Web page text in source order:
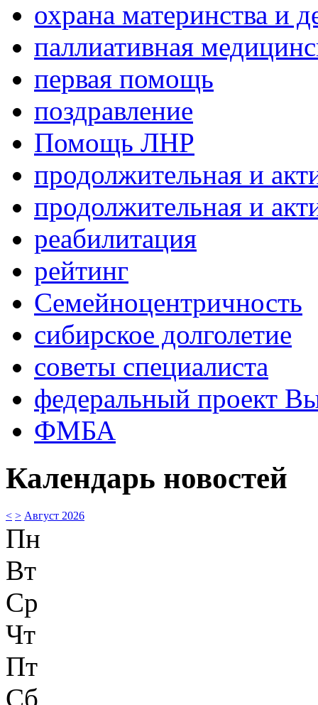
охрана материнства и
паллиативная
первая помощь
поздравление
Помощь ЛНР
продолжительная и
продолжительная и
реабилитация
рейтинг
Семейноцентричность
сибирское долголетие
советы специалиста
федеральный проект
ФМБА
Календарь новостей
< > Август 2026
Пн
Вт
Ср
Чт
Пт
Сб